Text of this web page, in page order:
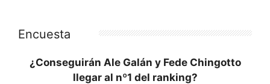
Encuesta
¿Conseguirán Ale Galán y Fede Chingotto
llegar al nº1 del ranking?